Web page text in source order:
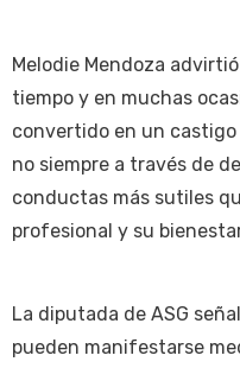
Melodie Mendoza
tiempo y en muchas
convertido en un castigo
no siempre a través de
conductas más sutiles
profesional y su
La diputada de ASG
pueden manifestarse